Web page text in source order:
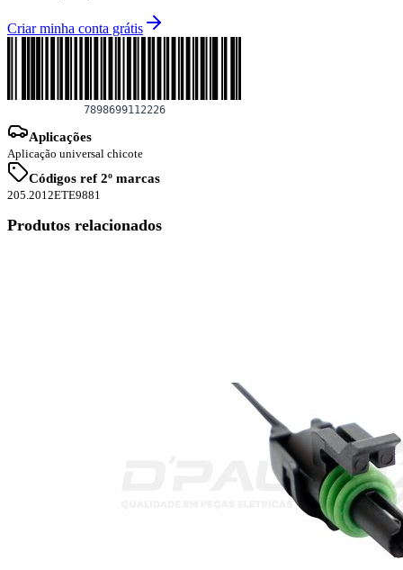
Criar minha conta grátis
Aplicações
Aplicação universal chicote
Códigos ref 2º marcas
205.2012ETE9881
Produtos relacionados